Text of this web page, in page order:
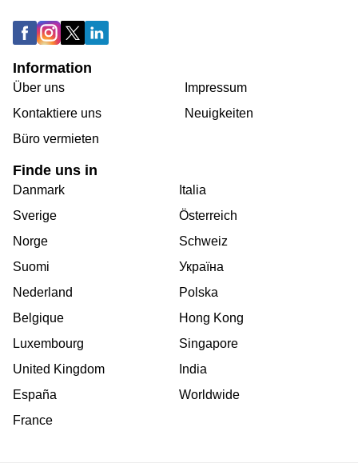
Information
Über uns
Kontaktiere uns
Büro vermieten
Impressum
Neuigkeiten
Finde uns in
Danmark
Sverige
Norge
Suomi
Nederland
Belgique
Luxembourg
United Kingdom
España
France
Italia
Österreich
Schweiz
Україна
Polska
Hong Kong
Singapore
India
Worldwide